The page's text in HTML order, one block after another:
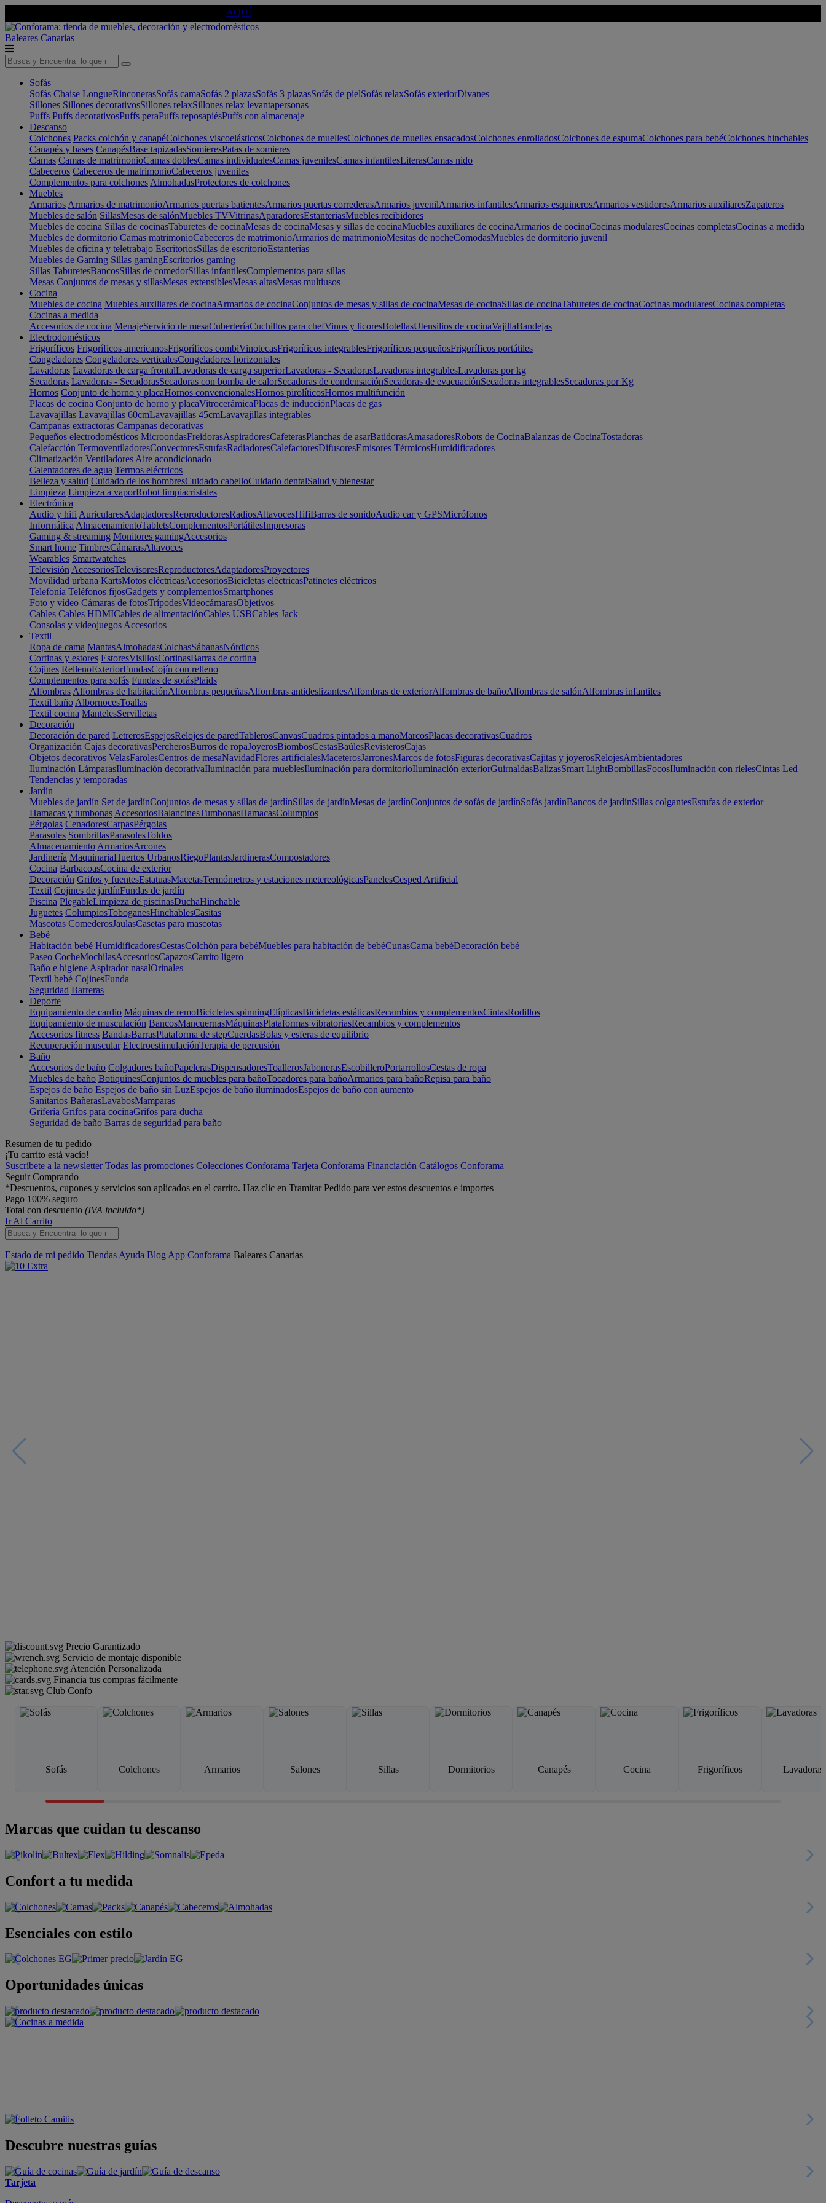
AQUÍ
Baleares Canarias
Sofás
Sofás Chaise LongueRinconerasSofás camaSofás 2 plazasSofás 3 plazasSofás de pielSofás relaxSofás exteriorDivanes
Sillones Sillones decorativosSillones relaxSillones relax levantapersonas
Puffs Puffs decorativosPuffs peraPuffs reposapiésPuffs con almacenaje
Descanso
Colchones Packs colchón y canapéColchones viscoelásticosColchones de muellesColchones de muelles ensacadosColchones enrolladosColchones de espumaColchones para bebéColchones hinchables
Canapés y bases CanapésBase tapizadasSomieresPatas de somieres
Camas Camas de matrimonioCamas doblesCamas individualesCamas juvenilesCamas infantilesLiterasCamas nido
Cabeceros Cabeceros de matrimonioCabeceros juveniles
Complementos para colchones AlmohadasProtectores de colchones
Muebles
Armarios Armarios de matrimonioArmarios puertas batientesArmarios puertas correderasArmarios juvenilArmarios infantilesArmarios esquinerosArmarios vestidoresArmarios auxiliaresZapateros
Muebles de salón SillasMesas de salónMuebles TVVitrinasAparadoresEstanteriasMuebles recibidores
Muebles de cocina Sillas de cocinasTaburetes de cocinaMesas de cocinaMesas y sillas de cocinaMuebles auxiliares de cocinaArmarios de cocinaCocinas modularesCocinas completasCocinas a medida
Muebles de dormitorio Camas matrimonioCabeceros de matrimonioArmarios de matrimonioMesitas de nocheComodasMuebles de dormitorio juvenil
Muebles de oficina y teletrabajo EscritoriosSillas de escritorioEstanterías
Muebles de Gaming Sillas gamingEscritorios gaming
Sillas TaburetesBancosSillas de comedorSillas infantilesComplementos para sillas
Mesas Conjuntos de mesas y sillasMesas extensiblesMesas altasMesas multiusos
Cocina
Muebles de cocina Muebles auxiliares de cocinaArmarios de cocinaConjuntos de mesas y sillas de cocinaMesas de cocinaSillas de cocinaTaburetes de cocinaCocinas modularesCocinas completas
Cocinas a medida
Accesorios de cocina MenajeServicio de mesaCuberteríaCuchillos para chefVinos y licoresBotellasUtensilios de cocinaVajillaBandejas
Electrodomésticos
Frigoríficos Frigoríficos americanosFrigoríficos combiVinotecasFrigoríficos integrablesFrigoríficos pequeñosFrigoríficos portátiles
Congeladores Congeladores verticalesCongeladores horizontales
Lavadoras Lavadoras de carga frontalLavadoras de carga superiorLavadoras - SecadorasLavadoras integrablesLavadoras por kg
Secadoras Lavadoras - SecadorasSecadoras con bomba de calorSecadoras de condensaciónSecadoras de evacuaciónSecadoras integrablesSecadoras por Kg
Hornos Conjunto de horno y placaHornos convencionalesHornos pirolíticosHornos multifunción
Placas de cocina Conjunto de horno y placaVitrocerámicaPlacas de inducciónPlacas de gas
Lavavajillas Lavavajillas 60cmLavavajillas 45cmLavavajillas integrables
Campanas extractoras Campanas decorativas
Pequeños electrodomésticos MicroondasFreidorasAspiradoresCafeterasPlanchas de asarBatidorasAmasadoresRobots de CocinaBalanzas de CocinaTostadoras
Calefacción TermoventiladoresConvectoresEstufasRadiadoresCalefactoresDifusoresEmisores TérmicosHumidificadores
Climatización Ventiladores Aire acondicionado
Calentadores de agua Termos eléctricos
Belleza y salud Cuidado de los hombresCuidado cabelloCuidado dentalSalud y bienestar
Limpieza Limpieza a vaporRobot limpiacristales
Electrónica
Audio y hifi AuricularesAdaptadoresReproductoresRadiosAltavocesHifiBarras de sonidoAudio car y GPSMicrófonos
Informática AlmacenamientoTabletsComplementosPortátilesImpresoras
Gaming & streaming Monitores gamingAccesorios
Smart home TimbresCámarasAltavoces
Wearables Smartwatches
Televisión AccesoriosTelevisoresReproductoresAdaptadoresProyectores
Movilidad urbana KartsMotos eléctricasAccesoriosBicicletas eléctricasPatinetes eléctricos
Telefonía Teléfonos fijosGadgets y complementosSmartphones
Foto y vídeo Cámaras de fotosTrípodesVideocámarasObjetivos
Cables Cables HDMICables de alimentaciónCables USBCables Jack
Consolas y videojuegos Accesorios
Textil
Ropa de cama MantasAlmohadasColchasSábanasNórdicos
Cortinas y estores EstoresVisillosCortinasBarras de cortina
Cojines RellenoExteriorFundasCojín con relleno
Complementos para sofás Fundas de sofásPlaids
Alfombras Alfombras de habitaciónAlfombras pequeñasAlfombras antideslizantesAlfombras de exteriorAlfombras de bañoAlfombras de salónAlfombras infantiles
Textil baño AlbornocesToallas
Textil cocina MantelesServilletas
Decoración
Decoración de pared LetrerosEspejosRelojes de paredTablerosCanvasCuadros pintados a manoMarcosPlacas decorativasCuadros
Organización Cajas decorativasPercherosBurros de ropaJoyerosBiombosCestasBaúlesRevisterosCajas
Objetos decorativos VelasFarolesCentros de mesaNavidadFlores artificialesMaceterosJarronesMarcos de fotosFiguras decorativasCajitas y joyerosRelojesAmbientadores
Iluminación LámparasIluminación decorativaIluminación para mueblesIluminación para dormitorioIluminación exteriorGuirnaldasBalizasSmart LightBombillasFocosIluminación con rielesCintas Led
Tendencias y temporadas
Jardín
Muebles de jardín Set de jardínConjuntos de mesas y sillas de jardínSillas de jardínMesas de jardínConjuntos de sofás de jardínSofás jardínBancos de jardínSillas colgantesEstufas de exterior
Hamacas y tumbonas AccesoriosBalancinesTumbonasHamacasColumpios
Pérgolas CenadoresCarpasPérgolas
Parasoles SombrillasParasolesToldos
Almacenamiento ArmariosArcones
Jardinería MaquinariaHuertos UrbanosRiegoPlantasJardinerasCompostadores
Cocina BarbacoasCocina de exterior
Decoración Grifos y fuentesEstatuasMacetasTermómetros y estaciones metereológicasPanelesCesped Artificial
Textil Cojines de jardínFundas de jardín
Piscina PlegableLimpieza de piscinasDuchaHinchable
Juguetes ColumpiosToboganesHinchablesCasitas
Mascotas ComederosJaulasCasetas para mascotas
Bebé
Habitación bebé HumidificadoresCestasColchón para bebéMuebles para habitación de bebéCunasCama bebéDecoración bebé
Paseo CocheMochilasAccesoriosCapazosCarrito ligero
Baño e higiene Aspirador nasalOrinales
Textil bebé CojinesFunda
Seguridad Barreras
Deporte
Equipamiento de cardio Máquinas de remoBicicletas spinningElípticasBicicletas estáticasRecambios y complementosCintasRodillos
Equipamiento de musculación BancosMancuernasMáquinasPlataformas vibratoriasRecambios y complementos
Accesorios fitness BandasBarrasPlataforma de stepCuerdasBolas y esferas de equilibrio
Recuperación muscular ElectroestimulaciónTerapia de percusión
Baño
Accesorios de baño Colgadores bañoPapelerasDispensadoresToallerosJabonerasEscobilleroPortarrollosCestas de ropa
Muebles de baño BotiquinesConjuntos de muebles para bañoTocadores para bañoArmarios para bañoRepisa para baño
Espejos de baño Espejos de baño sin LuzEspejos de baño iluminadosEspejos de baño con aumento
Sanitarios BañerasLavabosMamparas
Grifería Grifos para cocinaGrifos para ducha
Seguridad de baño Barras de seguridad para baño
Resumen de tu pedido
¡Tu carrito está vacío!
Suscríbete a la newsletter Todas las promociones Colecciones Conforama Tarjeta Conforama Financiación Catálogos Conforama
Seguir Comprando
*Descuentos, cupones y servicios son aplicados en el carrito. Haz clic en Tramitar Pedido para ver estos descuentos e importes
Pago 100% seguro
Total con descuento (IVA incluido*)
Ir Al Carrito
Estado de mi pedido Tiendas Ayuda Blog App Conforama Baleares Canarias
Precio Garantizado
Servicio de montaje disponible
Atención Personalizada
Financia tus compras fácilmente
Club Confo
Sofás Colchones Armarios Salones Sillas Dormitorios Canapés Cocina Frigoríficos Lavadoras
Marcas que cuidan tu descanso
Confort a tu medida
Esenciales con estilo
Oportunidades únicas
Descubre nuestras guías
Tarjeta